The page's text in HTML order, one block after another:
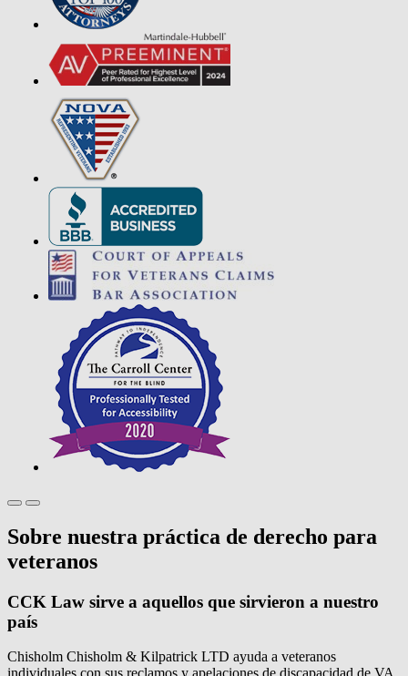
Sobre nuestra práctica de derecho para
veteranos
CCK Law sirve a aquellos que sirvieron a nuestro
país
Chisholm Chisholm & Kilpatrick LTD ayuda a veteranos